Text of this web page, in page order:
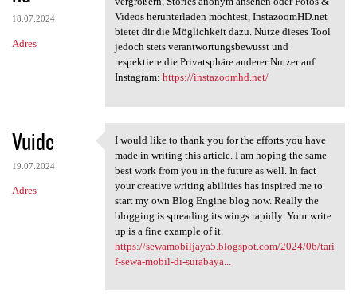
18.07.2024
Adres
Videos herunterladen möchtest, InstazoomHD.net
bietet dir die Möglichkeit dazu. Nutze dieses Tool
jedoch stets verantwortungsbewusst und
respektiere die Privatsphäre anderer Nutzer auf
Instagram: https://instazoomhd.net/
Vuide
19.07.2024
Adres
I would like to thank you for
I would like to thank you for the efforts you have
made in writing this article. I am hoping the same
best work from you in the future as well. In fact
your creative writing abilities has inspired me to
start my own Blog Engine blog now. Really the
blogging is spreading its wings rapidly. Your write
up is a fine example of it.
https://sewamobiljaya5.blogspot.com/2024/06/tari
f-sewa-mobil-di-surabaya...